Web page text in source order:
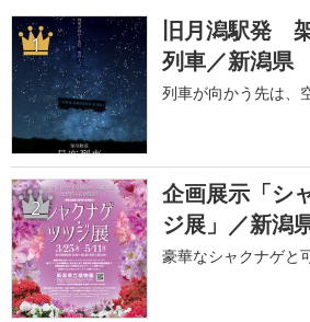
1
旧月潟駅発
列車／新潟県
列車が向かう先は、
2
企画展示「シ
ジ展」／新潟
豪華なシャクナゲと